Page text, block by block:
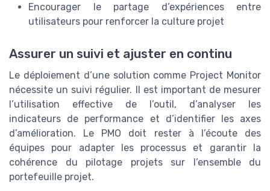
Encourager le partage d’expériences entre
utilisateurs pour renforcer la culture projet
Assurer un suivi et ajuster en continu
Le déploiement d’une solution comme Project Monitor
nécessite un suivi régulier. Il est important de mesurer
l’utilisation effective de l’outil, d’analyser les
indicateurs de performance et d’identifier les axes
d’amélioration. Le PMO doit rester à l’écoute des
équipes pour adapter les processus et garantir la
cohérence du pilotage projets sur l’ensemble du
portefeuille projet.